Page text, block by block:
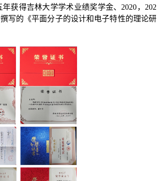
年获得吉林大学学术业绩奖学金、 2020， 202
写的《平面分子的设计和电子特性的理论研